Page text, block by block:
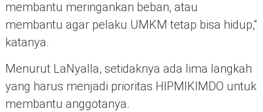
membantu meringankan beban, atau
membantu agar pelaku UMKM tetap bisa hidup,”
katanya.
Menurut LaNyalla, setidaknya ada lima langkah
yang harus menjadi prioritas HIPMIKIMDO untuk
membantu anggotanya.